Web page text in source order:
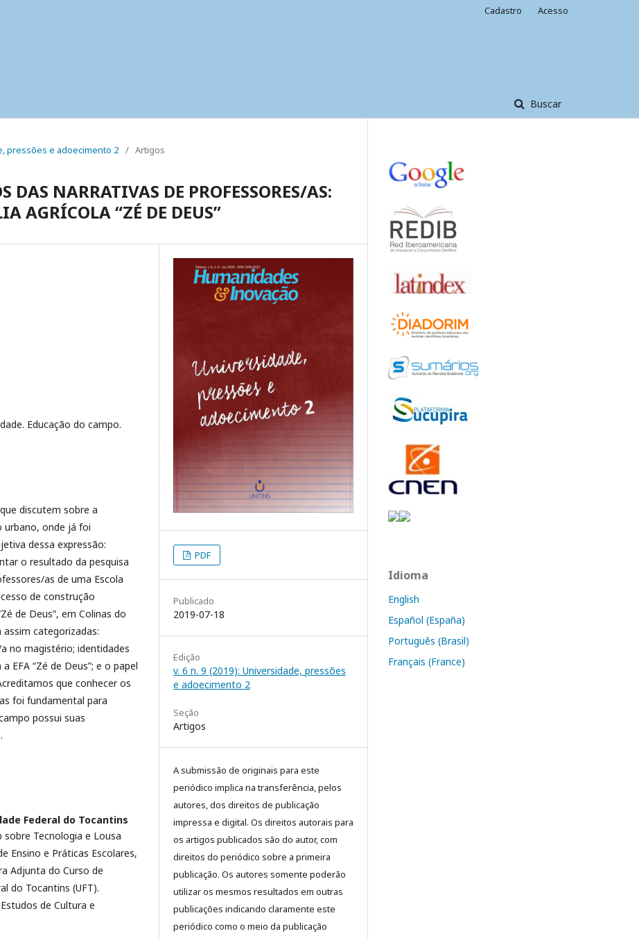
Buscar
Cadastro Acesso
pressões e adoecimento 2 / Artigos
DAS NARRATIVAS DE PROFESSORES/AS:
AGRÍCOLA “ZÉ DE DEUS”
Educação do campo.
discutem sobre a
urbano, onde já foi
dessa expressão:
o resultado da pesquisa
as de uma Escola
de construção
de Deus”, em Colinas do
categorizadas:
no magistério; identidades
EFA “Zé de Deus”; e o papel
que conhecer os
foi fundamental para
possui suas
Federal do Tocantins
sobre Tecnologia e Lousa
Ensino e Práticas Escolares,
Adjunta do Curso de
do Tocantins (UFT).
de Cultura e
PDF
Publicado
2019-07-18
Edição
v. 6 n. 9 (2019): Universidade, pressões
e adoecimento 2
Seção
Artigos
A submissão de originais para este
periódico implica na transferência, pelos
autores, dos direitos de publicação
impressa e digital. Os direitos autorais para
os artigos publicados são do autor, com
direitos do periódico sobre a primeira
publicação. Os autores somente poderão
utilizar os mesmos resultados em outras
publicações indicando claramente este
periódico como o meio da publicação
Idioma
English
Español (España)
Português (Brasil)
Français (France)